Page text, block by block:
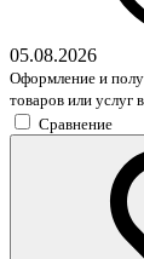
05.08.2026
Оформление и
товаров или услуг
Сравнение